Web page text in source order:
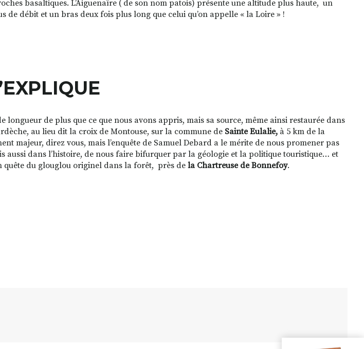
basaltiques. L’Aiguenaïre ( de son nom patois) présente une altitude plus haute, un
de débit et un bras deux fois plus long que celui qu’on appelle « la Loire » !
longueur de plus que ce que nous avons appris, mais sa source, même ainsi restaurée dans
au lieu dit la croix de Montouse, sur la commune de Sainte Eulalie, à 5 km de la
majeur, direz vous, mais l’enquête de Samuel Debard a le mérite de nous promener pas
aussi dans l’histoire, de nous faire bifurquer par la géologie et la politique touristique… et
quête du glouglou originel dansla forêt, près de la Chartreuse de Bonnefoy.